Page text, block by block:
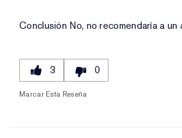
Conclusión No, no recomendaría a un
3 0
Marcar Esta Reseña